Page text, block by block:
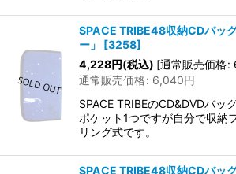
SPACE TRIBE48収納CDバッ
ー」
[3258]
4,228円(税込) [通常販売価格:
通常販売価格: 6,040円
SPACE TRIBEのCD&DVDバッ
ポケット1つですが自分で収納
リング式です。
SPACE TRIBE48収納CDバッ